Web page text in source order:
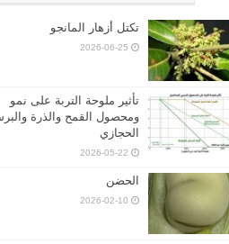
تكتل أزهار المانجو
2026-06-25
تأثير ملوحة التربة على نمو
ومحصول القمح والذرة
الحجازي
2026-05-22
الحضن
2026-02-10